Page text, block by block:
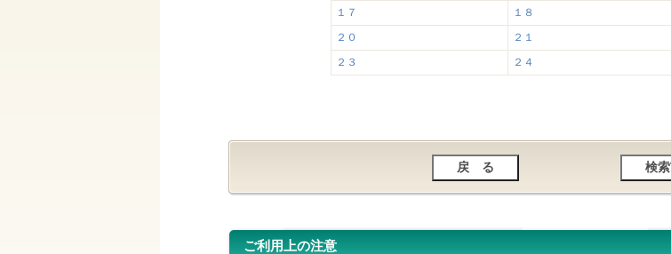
１７
１８
２０
２１
２３
２４
ご利用上の注意